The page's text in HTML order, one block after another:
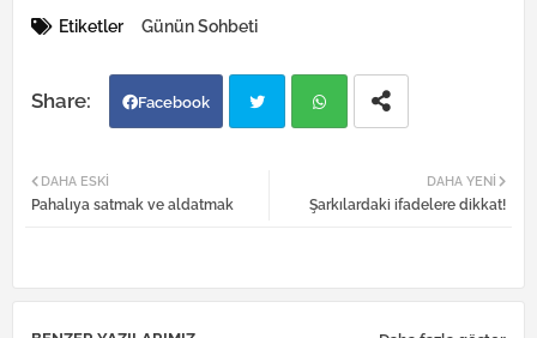
Etiketler Günün Sohbeti
Facebook
atsa
DAHA YENI
Şarkılardaki ifadelere dikkat!
DAHA ESKI
Pahalıya satmak ve aldatmak